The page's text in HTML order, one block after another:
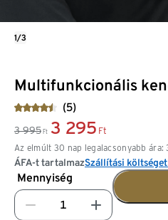
Multifunkcionális
(5)
3 995 Ft 3 295 Ft
Az elmúlt 30 nap legalacsonyabb ára:
ÁFA-t tartalmazSzállítási
Mennyiség
1/3